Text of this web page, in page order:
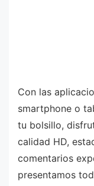
Con las
smartphone o
tu bolsillo,
calidad HD,
comentarios
presentamos